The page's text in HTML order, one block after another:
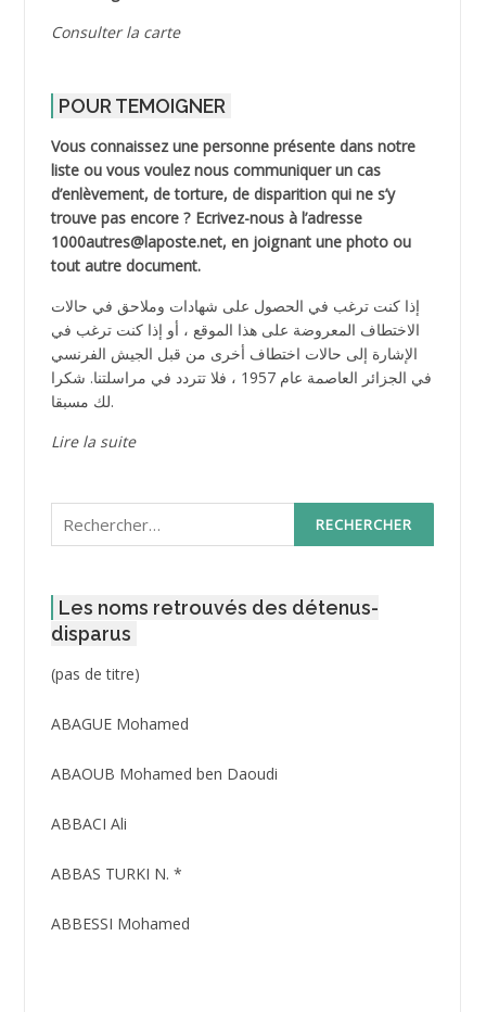
Consulter la carte
POUR TEMOIGNER
Vous connaissez une personne présente dans notre
liste ou vous voulez nous communiquer un cas
d’enlèvement, de torture, de disparition qui ne s’y
trouve pas encore ? Ecrivez-nous à l’adresse
1000autres@laposte.net, en joignant une photo ou
tout autre document.
إذا كنت ترغب في الحصول على شهادات وملاحق في حالات
الاختطاف المعروضة على هذا الموقع ، أو إذا كنت ترغب في
الإشارة إلى حالات اختطاف أخرى من قبل الجيش الفرنسي
في الجزائر العاصمة عام 1957 ، فلا تتردد في مراسلتنا. شكرا
لك مسبقا.
Lire la suite
Rechercher :
Les noms retrouvés des détenus-
disparus
(pas de titre)Post
3416
ABAGUE Mohamed
ABAOUB Mohamed ben Daoudi
ABBACI Ali
ABBAS TURKI N. *
ABBESSI Mohamed